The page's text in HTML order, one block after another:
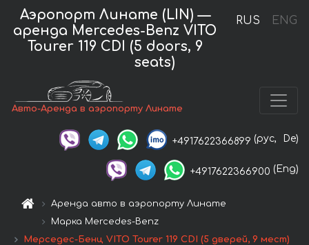
RUS ENG
Аэропорт Линате (LIN) —
аренда Mercedes-Benz VITO
Tourer 119 CDI (5 doors, 9
seats)
Авто-Аренда в аэропорту Линате
+4917622366899 (рус, De)
+4917622366900 (Eng)
Аренда авто в аэропорту Линате
Марка Mercedes-Benz
Мерседес-Бенц VITO Tourer 119 CDI (5 дверей, 9 мест)